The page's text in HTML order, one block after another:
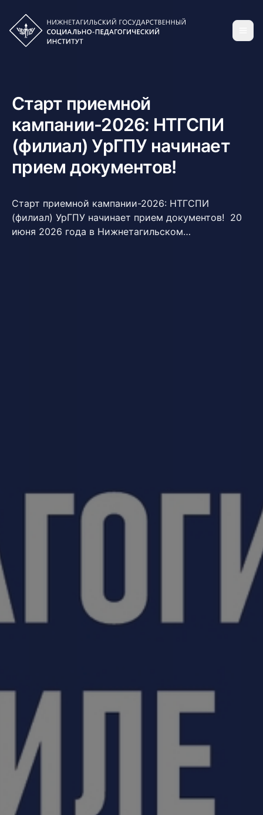
Старт приемной
кампании-2026: НТГСПИ
(филиал) УрГПУ начинает
прием документов!
Старт приемной кампании-2026: НТГСПИ
(филиал) УрГПУ начинает прием документов! 20
июня 2026 года в Нижнетагильском